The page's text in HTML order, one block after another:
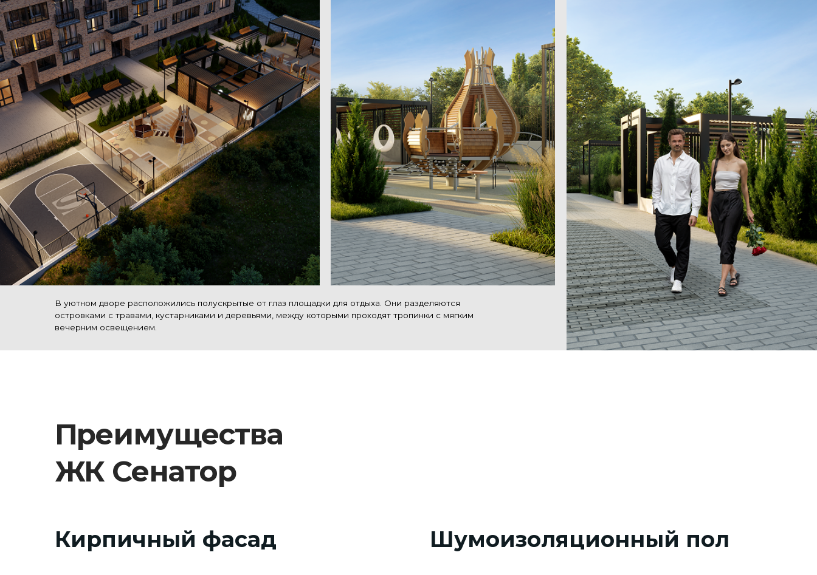
В уютном дворе расположились полускрытые от глаз площадки для отдыха. Они разделяются
островками с травами, кустарниками и деревьями, между которыми проходят тропинки с мягким
вечерним освещением.
Преимущества
ЖК Сенатор
Кирпичный фасад натуральных и природных цветов обеспечивает
гармоничный и приятный внешний вид, который не надоест со временем
и будет оставаться актуальным на протяжении многих лет.